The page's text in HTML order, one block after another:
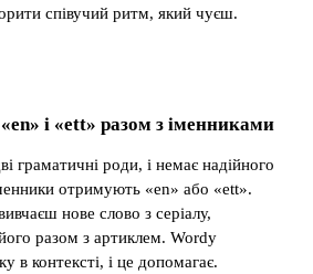
співучий ритм, який чуєш.
і «ett» разом з іменниками
граматичні роди, і немає надійного
отримують «en» або «ett».
нове слово з серіалу,
разом з артиклем. Wordy
в контексті, і це допомагає.